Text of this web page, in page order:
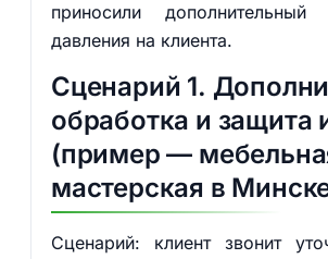
приносили
давления на клиента.
Сценарий 1.
обработка и защита
(пример —
мастерская в
Сценарий: клиент звонит